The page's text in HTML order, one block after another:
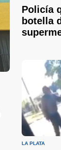
Policía
botella
LA PLATA